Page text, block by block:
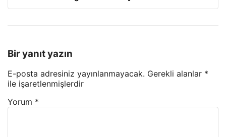
Bir yanıt yazın
E-posta adresiniz yayınlanmayacak. Gerekli alanlar *
ile işaretlenmişlerdir
Yorum *